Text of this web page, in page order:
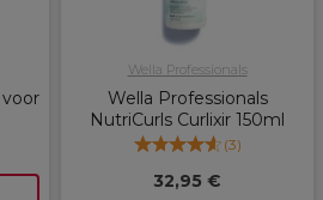
Wella Professionals
Wella Professionals
NutriCurls Curlixir 150ml
(3)
32,95 €